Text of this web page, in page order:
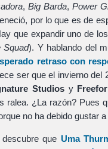
, Big Barda, Power
por lo que es de
que expandir uno de
Squad). Y hablando del
retraso con
ser que el invierno del
Studiosy
¿La razón? Pues
no ha debido gustar
que Uma